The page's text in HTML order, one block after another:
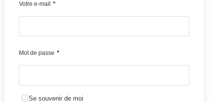
Votre e-mail *
Mot de passe *
Se souvenir de moi